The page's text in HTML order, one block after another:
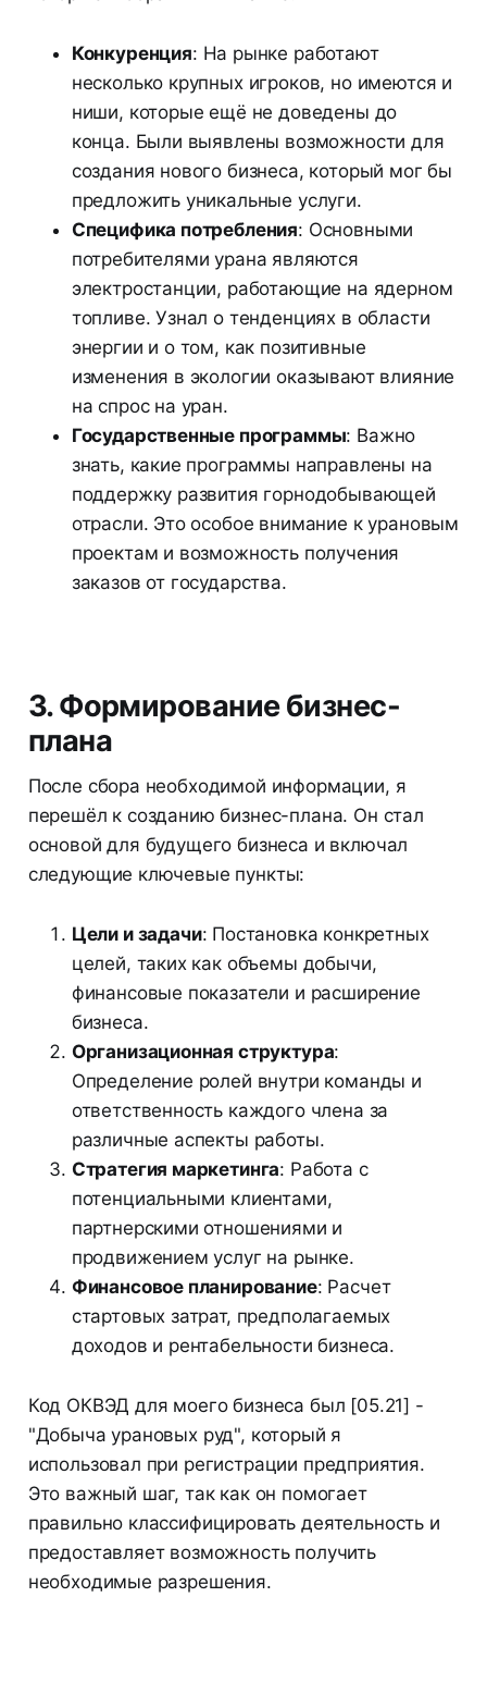
Конкуренция: На рынке работают
несколько крупных игроков, но имеются и
ниши, которые ещё не доведены до
конца. Были выявлены возможности для
создания нового бизнеса, который мог бы
предложить уникальные услуги.
Специфика потребления: Основными
потребителями урана являются
электростанции, работающие на ядерном
топливе. Узнал о тенденциях в области
энергии и о том, как позитивные
изменения в экологии оказывают влияние
на спрос на уран.
Государственные программы: Важно
знать, какие программы направлены на
поддержку развития горнодобывающей
отрасли. Это особое внимание к урановым
проектам и возможность получения
заказов от государства.
3. Формирование бизнес-
плана
После сбора необходимой информации, я
перешёл к созданию бизнес-плана. Он стал
основой для будущего бизнеса и включал
следующие ключевые пункты:
Цели и задачи: Постановка конкретных
целей, таких как объемы добычи,
финансовые показатели и расширение
бизнеса.
Организационная структура:
Определение ролей внутри команды и
ответственность каждого члена за
различные аспекты работы.
Стратегия маркетинга: Работа с
потенциальными клиентами,
партнерскими отношениями и
продвижением услуг на рынке.
Финансовое планирование: Расчет
стартовых затрат, предполагаемых
доходов и рентабельности бизнеса.
Код ОКВЭД для моего бизнеса был [05.21] -
"Добыча урановых руд", который я
использовал при регистрации предприятия.
Это важный шаг, так как он помогает
правильно классифицировать деятельность и
предоставляет возможность получить
необходимые разрешения.